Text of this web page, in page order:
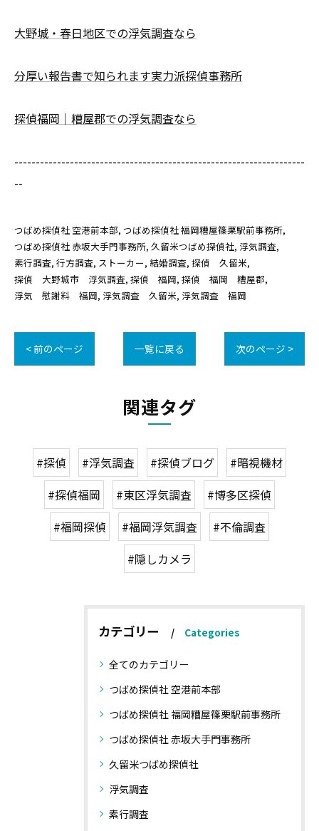
大野城・春日地区での浮気調査なら
分厚い報告書で知られます実力派探偵事務所
探偵福岡｜糟屋郡での浮気調査なら
--------------------------------------------------------------------
--
つばめ探偵社 空港前本部 つばめ探偵社 福岡糟屋篠栗駅前事務所
つばめ探偵社 赤坂大手門事務所 久留米つばめ探偵社 浮気調査
素行調査 行方調査 ストーカー 結婚調査 探偵 久留米
探偵 大野城市 浮気調査 探偵 福岡 探偵 福岡 糟屋郡
浮気 慰謝料 福岡 浮気調査 久留米 浮気調査 福岡
< 前のページ 一覧に戻る 次のページ >
関連タグ
#探偵 #浮気調査 #探偵ブログ
#暗視機材
#探偵福岡
#東区浮気調査
#博多区探偵
#福岡探偵
#福岡浮気調査
#不倫調査
#隠しカメラ
カテゴリー Categories
全てのカテゴリー
つばめ探偵社 空港前本部
つばめ探偵社 福岡糟屋篠栗駅前事務所
つばめ探偵社 赤坂大手門事務所
久留米つばめ探偵社
浮気調査
素行調査